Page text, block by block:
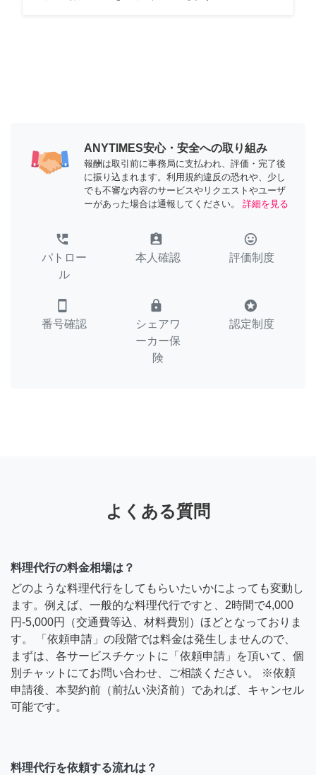
ANYTIMES安心・安全への取り組み
報酬は取引前に事務局に支払われ、評価・完了後
に振り込まれます。利用規約違反の恐れや、少し
でも不審な内容のサービスやリクエストやユーザ
ーがあった場合は通報してください。
詳細を見る
perm_phone_msg
パトロー
ル
assignment_ind
本人確認
tag_faces
評価制度
smartphone
番号確認
lock
シェアワ
ーカー保
険
stars
認定制度
よくある質問
料理代行の料金相場は？
どのような料理代行をしてもらいたいかによっても変動し
ます。例えば、一般的な料理代行ですと、2時間で4,000
円-5,000円（交通費等込、材料費別）ほどとなっておりま
す。 「依頼申請」の段階では料金は発生しませんので、
まずは、各サービスチケットに「依頼申請」を頂いて、個
別チャットにてお問い合わせ、ご相談ください。 ※依頼
申請後、本契約前（前払い決済前）であれば、キャンセル
可能です。
料理代行を依頼する流れは？